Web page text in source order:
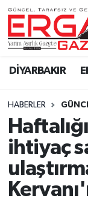
DİYARBAKIR
HABERLER
ihtiyaç
BİSMİL
BAĞLAR
ERGANİ
Güncel
Eği̇ti̇m
Resmi
Sağlık
Ergani
Ergani
Ergani
Süper Lig
Tüm
Son